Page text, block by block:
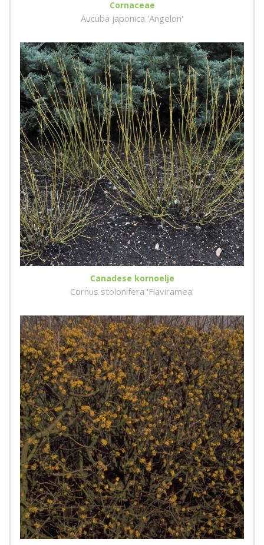
Cornaceae
Aucuba japonica 'Angelon'
Canadese kornoelje
Cornus stolonifera 'Flaviramea'